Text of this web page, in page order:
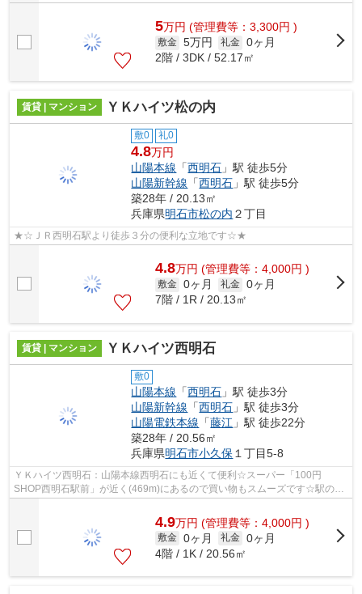
5万円 (管理費等：3,300円 )
敷金 5万円 礼金 0ヶ月
2階 / 3DK / 52.17㎡
賃貸 | マンション ＹＫハイツ松の内
敷0 礼0
4.8万円
山陽本線 「西明石 」駅 徒歩5分
山陽新幹線 「西明石 」駅 徒歩5分
築28年 / 20.13㎡
兵庫県明石市松の内 ２丁目
★☆ＪＲ西明石駅より徒歩３分の便利な立地です☆★
4.8万円 (管理費等：4,000円 )
敷金 0ヶ月 礼金 0ヶ月
7階 / 1R / 20.13㎡
賃貸 | マンション ＹＫハイツ西明石
敷0
山陽本線 「西明石 」駅 徒歩3分
山陽新幹線 「西明石 」駅 徒歩3分
山陽電鉄本線 「藤江 」駅 徒歩22分
築28年 / 20.56㎡
兵庫県明石市小久保１丁目5-8
ＹＫハイツ西明石：山陽本線西明石にも近くて便利☆スーパー「100円
SHOP西明石駅前」が近く(469m)にあるので買い物もスムーズです☆駅の至
4.9万円 (管理費等：4,000円 )
敷金 0ヶ月 礼金 0ヶ月
4階 / 1K / 20.56㎡